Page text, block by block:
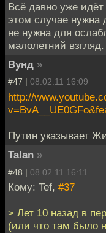
Всё давно уже идёт
этом случае нужна
не нужна для
малолетний взгляд.
Вунд »
#47 | 08.02.11 16:09
http://
Путин указывает
Talan »
#48 | 08.02.11 16:11
Кому: Tef, #37
> Лет 10 назад в
(или что там было